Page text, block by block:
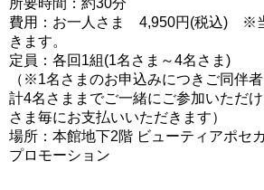
所要時間：約30分
費用：お一人さま 4,950円(税込) ※
きます。
定員：各回1組(1名さま～4名さま)
（※1名さまのお申込みにつきご同伴
計4名さままでご一緒にご参加いただ
さま毎にお支払いいただきます）
場所：本館地下2階 ビューティアポセ
プロモーション